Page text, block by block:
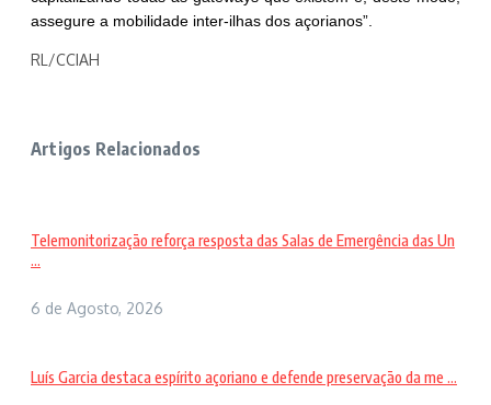
assegure a mobilidade inter-ilhas dos açorianos”.
RL/CCIAH
Artigos Relacionados
Telemonitorização reforça resposta das Salas de Emergência das Un
...
6 de Agosto, 2026
Luís Garcia destaca espírito açoriano e defende preservação da me ...